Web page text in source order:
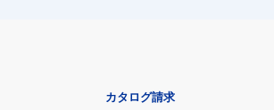
カタログ請求